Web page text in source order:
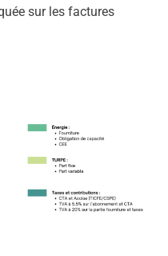
sur les factures